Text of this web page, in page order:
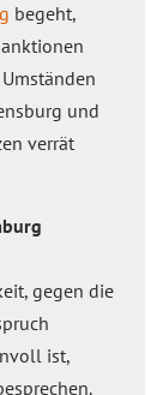
begeht,
und
verrät
gegen die
ist,